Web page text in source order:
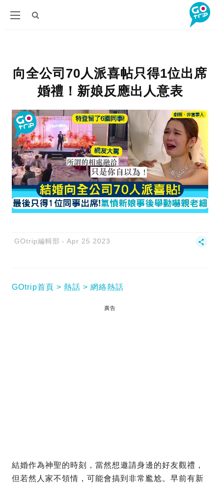
向全公司70人派喜帖只得1位出席
婚禮！新娘反應出人意表
GOtrip編輯部 Apr 25 2023
GOtrip首頁 熱話 網絡熱話
廣告
結婚作為神聖的時刻，當然想邀請身邊的好友觀禮，
但若然人家不領情，可能會搞到非常尷尬。早前有新